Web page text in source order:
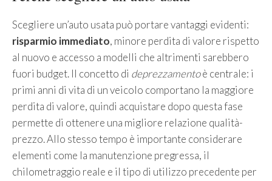
Scegliere un’auto usata può portare vantaggi evidenti:
risparmio immediato, minore perdita di valore rispetto
al nuovo e accesso a modelli che altrimenti sarebbero
fuori budget. Il concetto di deprezzamentoè centrale: i
primi anni di vita di un veicolo comportano la maggiore
perdita di valore, quindi acquistare dopo questa fase
permette di ottenere una migliore relazione qualità-
prezzo. Allo stesso tempo è importante considerare
elementi come la manutenzione pregressa, il
chilometraggio reale e il tipo di utilizzo precedente per